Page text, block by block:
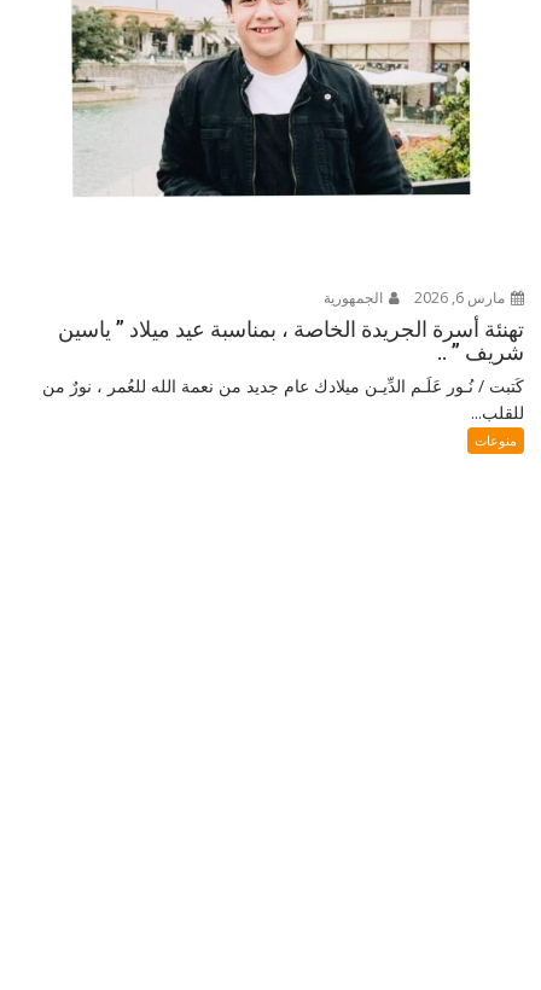
مارس 6, 2026 الجمهورية
تهنئة أسرة الجريدة الخاصة ، بمناسبة عيد ميلاد ” ياسين
شريف ” ..
كَتبت / نُـور عَلَـم الدِّيـن ميلادك عام جديد من نعمة الله للعُمر ، نورٌ من
للقلب...
منوعات